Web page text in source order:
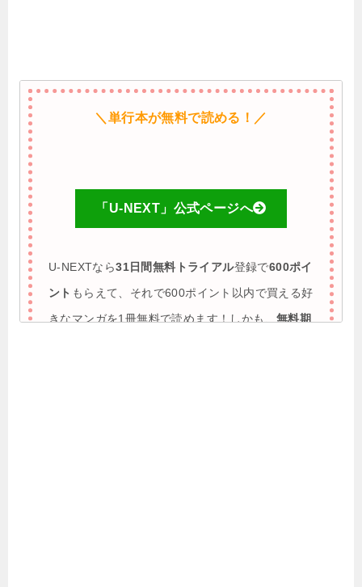
＼単行本が無料で読める！／
「U-NEXT」公式ページへ
U-NEXTなら31日間無料トライアル登録で600ポイ
ント もらえて、それで600ポイント以内で買える好
きなマンガを1冊無料で読めます！しかも、無料期